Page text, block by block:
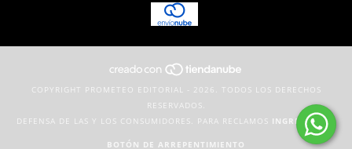
COPYRIGHT PROMETEO EDITORIAL - 2026. TODOS LOS DERECHOS
RESERVADOS.
DEFENSA DE LAS Y LOS CONSUMIDORES. PARA RECLAMOS INGRESÁ ACÁ.
BOTÓN DE ARREPENTIMIENTO